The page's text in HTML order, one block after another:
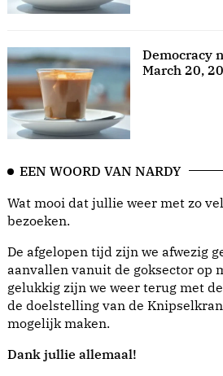
Democracy
March 20,
EEN WOORD VAN NARDY
Wat mooi dat jullie weer met zo
bezoeken.
De afgelopen tijd zijn we afwezig
aanvallen vanuit de goksector op
gelukkig zijn we weer terug met
de doelstelling van de
mogelijk maken.
Dank jullie allemaal!